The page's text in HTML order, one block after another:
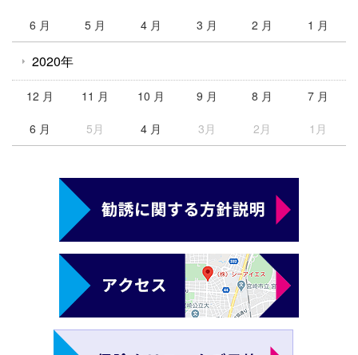
6 月 5 月 4 月 3 月 2 月 1 月
2020年
12 月 11 月 10 月 9 月 8 月 7 月
6 月 5月 4 月 3月 2月 1月